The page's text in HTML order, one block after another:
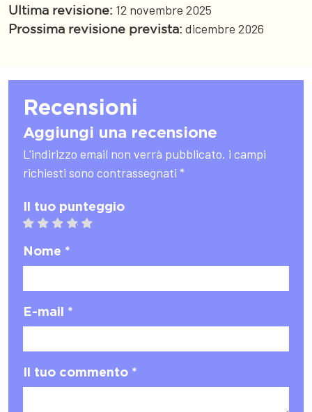
Ultima revisione: 12 novembre 2025
Prossima revisione prevista: dicembre 2026
Recensioni
Aggiungi una recensione
L'indirizzo email non verrà pubblicato. i campi
richiesti sono contrassegnati *
Il tuo punteggio
5 stars
4 stars
3 stars
2 stars
1 star
Nome *
E-mail *
Il tuo commento *